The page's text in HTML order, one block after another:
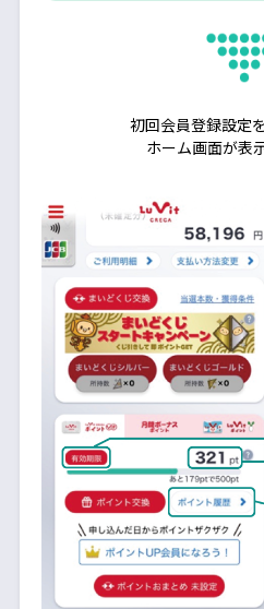
初回会員登録設定
ホーム画面が表